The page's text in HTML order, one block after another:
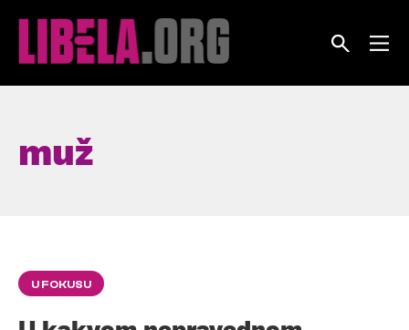
muž
U FOKUSU